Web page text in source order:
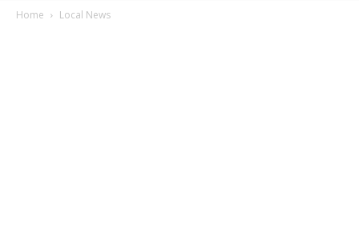
Home Local News